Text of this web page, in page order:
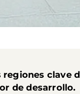
clave
de desarrollo.